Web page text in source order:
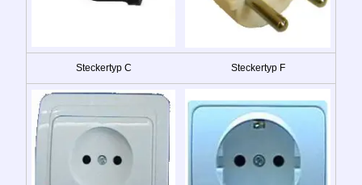
Steckertyp C Steckertyp F